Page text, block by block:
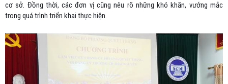
cơ sở. Đồng thời, các đơn vị cũng nêu rõ những khó khăn, vướng mắc
trong quá trình triển khai thực hiện.